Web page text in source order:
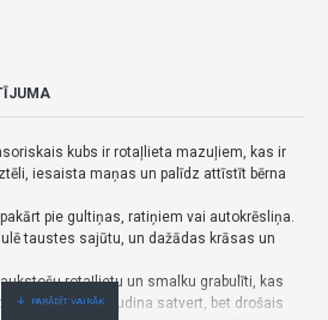
kubs ir rotaļlieta mazuļiem, kas ir
iesaista maņas un palīdz attīstīt bērna
pie gultiņas, ratiņiem vai autokrēsliņa.
taustes sajūtu, un dažādas krāsas un
rotaļlietu un smalku grabulīti, kas
un aukliņas mudina satvert, bet drošais